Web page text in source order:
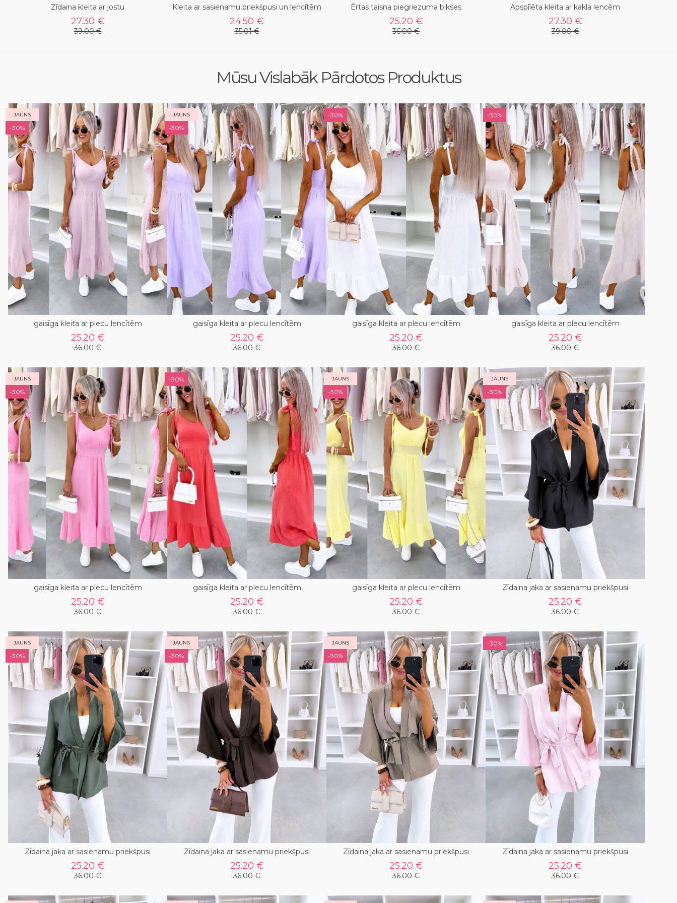
Zīdaina kleita ar jostu
27.30 €
39.00 €
Kleita ar sasienamu priekšpusi un lencītēm
24.50 €
35.01 €
Ērtas taisna piegriezuma bikses
25.20 €
36.00 €
Apspīlēta kleita ar kakla lencēm
27.30 €
39.00 €
Mūsu Vislabāk Pārdotos Produktus
JAUNS
-30%
gaisīga kleita ar plecu lencītēm
25.20 €
36.00 €
JAUNS
-30%
gaisīga kleita ar plecu lencītēm
25.20 €
36.00 €
-30%
gaisīga kleita ar plecu lencītēm
25.20 €
36.00 €
-30%
gaisīga kleita ar plecu lencītēm
25.20 €
36.00 €
JAUNS
-30%
gaisīga kleita ar plecu lencītēm
25.20 €
36.00 €
-30%
gaisīga kleita ar plecu lencītēm
25.20 €
36.00 €
JAUNS
-30%
gaisīga kleita ar plecu lencītēm
25.20 €
36.00 €
JAUNS
-30%
Zīdaina jaka ar sasienamu priekšpusi
25.20 €
36.00 €
JAUNS
-30%
Zīdaina jaka ar sasienamu priekšpusi
25.20 €
36.00 €
JAUNS
-30%
Zīdaina jaka ar sasienamu priekšpusi
25.20 €
36.00 €
JAUNS
-30%
Zīdaina jaka ar sasienamu priekšpusi
25.20 €
36.00 €
-30%
Zīdaina jaka ar sasienamu priekšpusi
25.20 €
36.00 €